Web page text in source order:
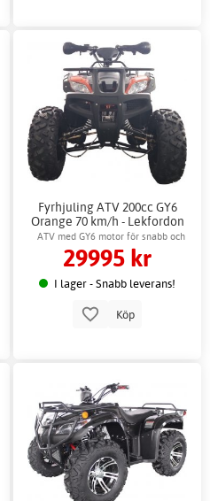
Fyrhjuling ATV 200cc GY6
Orange 70 km/h - Lekfordon
Utelek + Reflexsele
ATV med GY6 motor för snabb och
smidig körning
29995 kr
I lager - Snabb leverans!
Köp